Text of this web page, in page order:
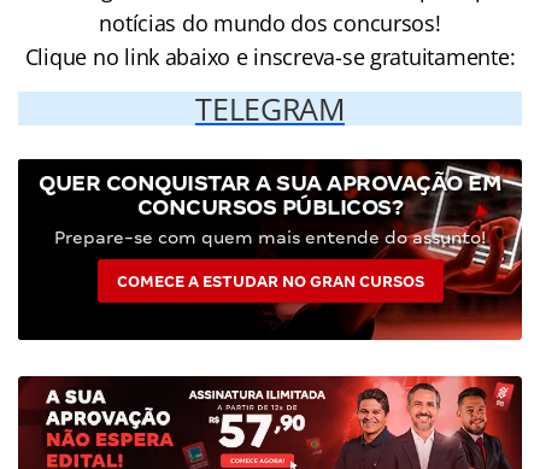
notícias do mundo dos concursos!
Clique no link abaixo e inscreva-se gratuitamente:
TELEGRAM
QUER CONQUISTAR A SUA APROVAÇÃO EM
CONCURSOS PÚBLICOS?
Prepare-se com quem mais entende do assunto!
COMECE A ESTUDAR NO GRAN CURSOS